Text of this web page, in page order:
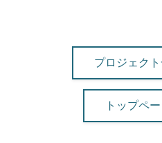
プロジェク
トップペ